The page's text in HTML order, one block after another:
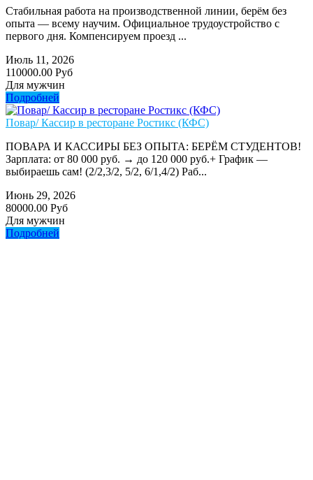
Стабильная работа на производственной линии, берём без
опыта — всему научим. Официальное трудоустройство с
первого дня. Компенсируем проезд ...
Июль 11, 2026
110000.00 Руб
Для мужчин
Подробней
Повар/ Кассир в ресторане Ростикс (КФС)
ПОВАРА И КАССИРЫ БЕЗ ОПЫТА: БЕРЁМ СТУДЕНТОВ!
Зарплата: от 80 000 руб. → до 120 000 руб.+ График —
выбираешь сам! (2/2,3/2, 5/2, 6/1,4/2) Раб...
Июнь 29, 2026
80000.00 Руб
Для мужчин
Подробней